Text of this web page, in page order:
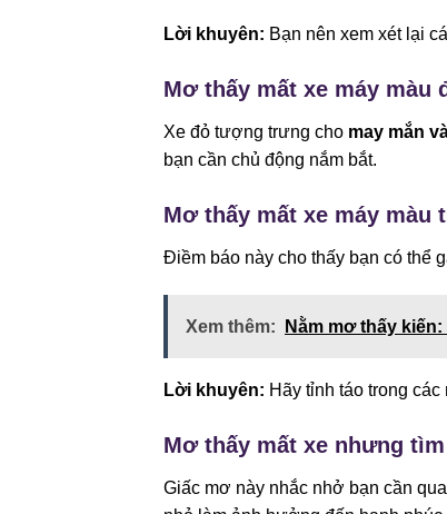
Lời khuyên: Bạn nên xem xét lại
Mơ thấy mất xe máy màu
Xe đỏ tượng trưng cho may mắn
bạn cần chủ động nắm bắt.
Mơ thấy mất xe máy màu
Điềm báo này cho thấy bạn có thể
Xem thêm: Nằm mơ thấy
Lời khuyên: Hãy tỉnh táo trong
Mơ thấy mất xe nhưng
Giấc mơ này nhắc nhở bạn cần